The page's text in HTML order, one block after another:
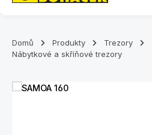
Domů Produkty
Trezory
Nábytkové a skříňové trezory
Přeskočit galerii obrázků